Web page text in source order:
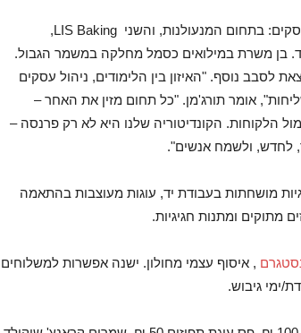
בן תורג׳מן, בן 23 מחולון, סטודנט להנדסת חשמל לו שני עסקים: בתחום המנעולנות, והשני LIS Baking,
בן משרת במילואים כסמל מחלקה במשמר הגבול.
לחימה, וביוני צפוי לצאת לסבב נוסף. "האיזון בין הלימודים, ניהול עסקים
אומר תורג'מן. "כל תחום מזין את האחר –
הלקוחות. הקונדיטוריה שלנו היא לא רק פרנסה –
לחדש, ולשמח אנשים".
מושחתות בעבודת יד, עוגות מעוצבות בהתאמה
מתוקים ומתנות חגיגיות.
, איסוף עצמי מחולון. ישנה אפשרות למשלוחים
ימי גיבוש.